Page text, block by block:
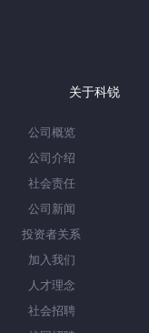
关于科锐
公司概览
公司介绍
社会责任
公司新闻
投资者关系
加入我们
人才理念
社会招聘